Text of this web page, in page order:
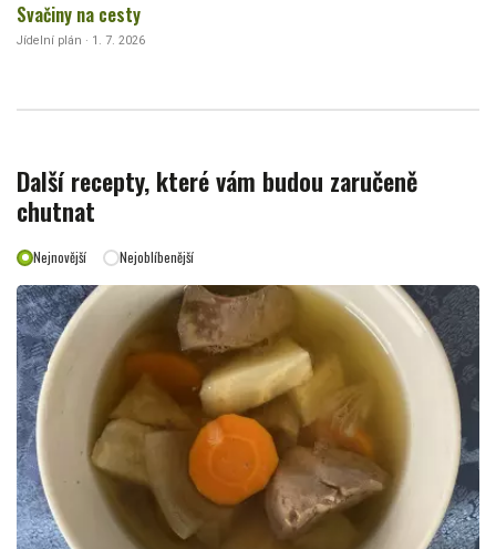
Svačiny na cesty
Jídelní plán · 1. 7. 2026
Další recepty, které vám budou zaručeně
chutnat
Nejnovější Nejoblíbenější